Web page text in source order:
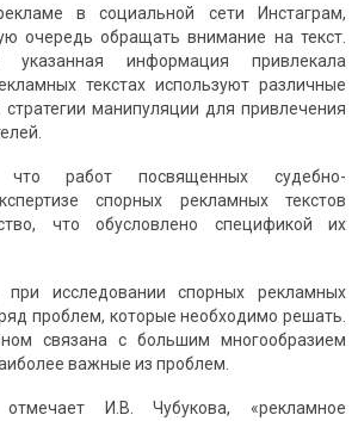
в социальной сети Инстаграм,
очередь обращать внимание на текст.
информация привлекала
текстах используют различные
манипуляции для привлечения
что работ посвященных судебно-
спорных рекламных текстов
что обусловлено спецификой их
исследовании спорных рекламных
проблем, которые необходимо решать.
связана с большим многообразием
важные из проблем.
И.В. Чубукова, «рекламное